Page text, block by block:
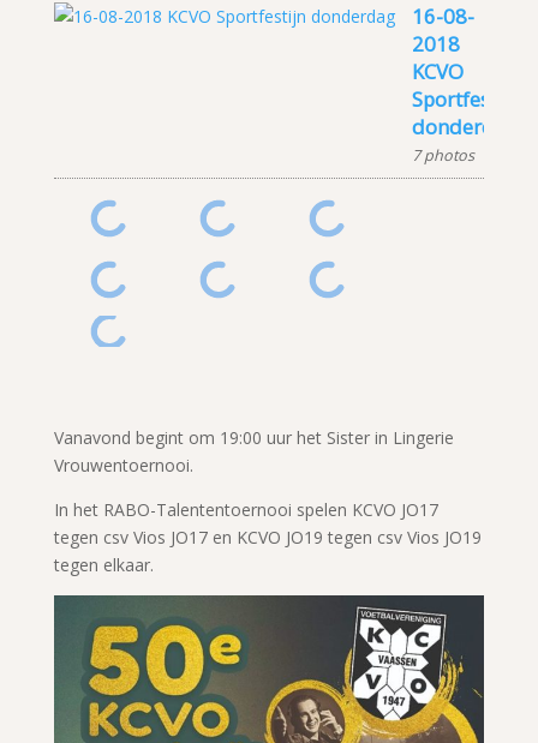
16-08-
2018
KCVO
Sportfestijn
donderdag
7 photos
Vanavond begint om 19:00 uur het Sister in Lingerie
Vrouwentoernooi.
In het RABO-Talententoernooi spelen KCVO JO17
tegen csv Vios JO17 en KCVO JO19 tegen csv Vios JO19
tegen elkaar.